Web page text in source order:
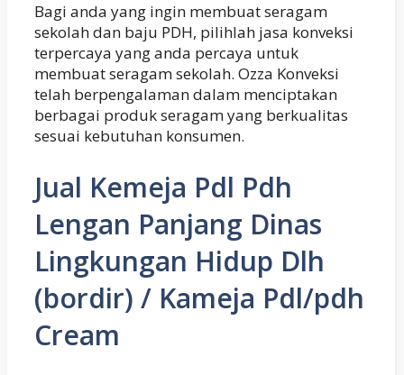
Bagi anda yang ingin membuat seragam
sekolah dan baju PDH, pilihlah jasa konveksi
terpercaya yang anda percaya untuk
membuat seragam sekolah. Ozza Konveksi
telah berpengalaman dalam menciptakan
berbagai produk seragam yang berkualitas
sesuai kebutuhan konsumen.
Jual Kemeja Pdl Pdh
Lengan Panjang Dinas
Lingkungan Hidup Dlh
(bordir) / Kameja Pdl/pdh
Cream